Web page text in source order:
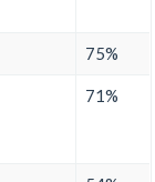
75%
71%